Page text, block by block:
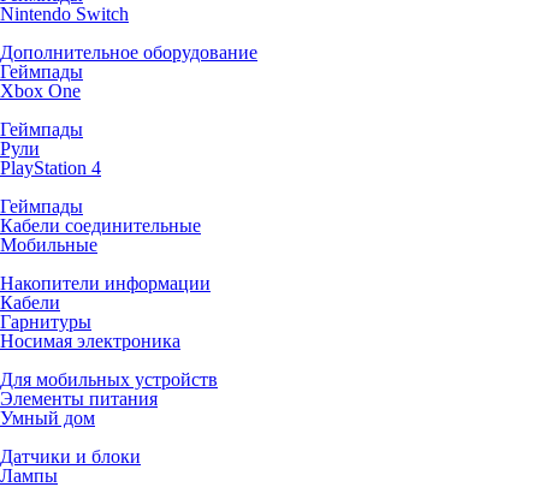
Nintendo Switch
Дополнительное оборудование
Геймпады
Xbox One
Геймпады
Рули
PlayStation 4
Геймпады
Кабели соединительные
Мобильные
Накопители информации
Кабели
Гарнитуры
Носимая электроника
Для мобильных устройств
Элементы питания
Умный дом
Датчики и блоки
Лампы